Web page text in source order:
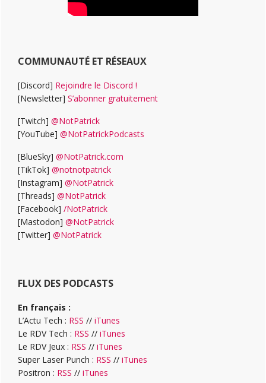
COMMUNAUTÉ ET RÉSEAUX
[Discord] Rejoindre le Discord !
[Newsletter] S’abonner gratuitement
[Twitch] @NotPatrick
[YouTube] @NotPatrickPodcasts
[BlueSky] @NotPatrick.com
[TikTok] @notnotpatrick
[Instagram] @NotPatrick
[Threads] @NotPatrick
[Facebook] /NotPatrick
[Mastodon] @NotPatrick
[Twitter] @NotPatrick
FLUX DES PODCASTS
En français :
L’Actu Tech : RSS // iTunes
Le RDV Tech : RSS // iTunes
Le RDV Jeux : RSS // iTunes
Super Laser Punch : RSS // iTunes
Positron : RSS // iTunes